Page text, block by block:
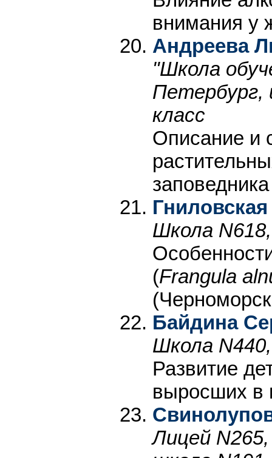
внимания у
Андреева
"Школа
Петербург,
класс
Описание и
Школа
(Frangula
Байдина
Школа
Развитие
выросших в
Лицей